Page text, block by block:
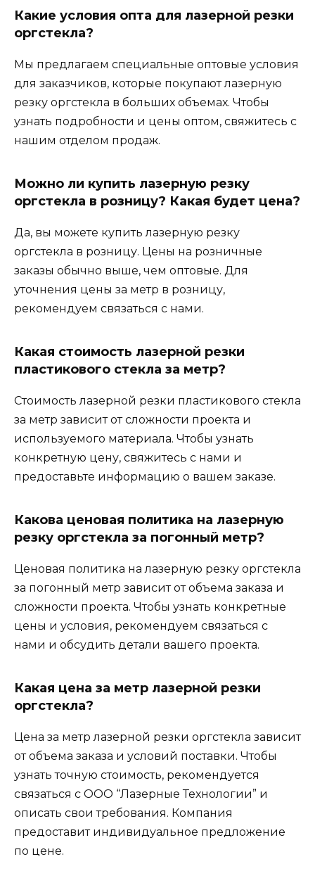
Какие условия опта для лазерной резки
оргстекла?
Мы предлагаем специальные оптовые условия
для заказчиков, которые покупают лазерную
резку оргстекла в больших объемах. Чтобы
узнать подробности и цены оптом, свяжитесь с
нашим отделом продаж.
Можно ли купить лазерную резку
оргстекла в розницу? Какая будет цена?
Да, вы можете купить лазерную резку
оргстекла в розницу. Цены на розничные
заказы обычно выше, чем оптовые. Для
уточнения цены за метр в розницу,
рекомендуем связаться с нами.
Какая стоимость лазерной резки
пластикового стекла за метр?
Стоимость лазерной резки пластикового стекла
за метр зависит от сложности проекта и
используемого материала. Чтобы узнать
конкретную цену, свяжитесь с нами и
предоставьте информацию о вашем заказе.
Какова ценовая политика на лазерную
резку оргстекла за погонный метр?
Ценовая политика на лазерную резку оргстекла
за погонный метр зависит от объема заказа и
сложности проекта. Чтобы узнать конкретные
цены и условия, рекомендуем связаться с
нами и обсудить детали вашего проекта.
Какая цена за метр лазерной резки
оргстекла?
Цена за метр лазерной резки оргстекла зависит
от объема заказа и условий поставки. Чтобы
узнать точную стоимость, рекомендуется
связаться с ООО “Лазерные Технологии” и
описать свои требования. Компания
предоставит индивидуальное предложение
по цене.